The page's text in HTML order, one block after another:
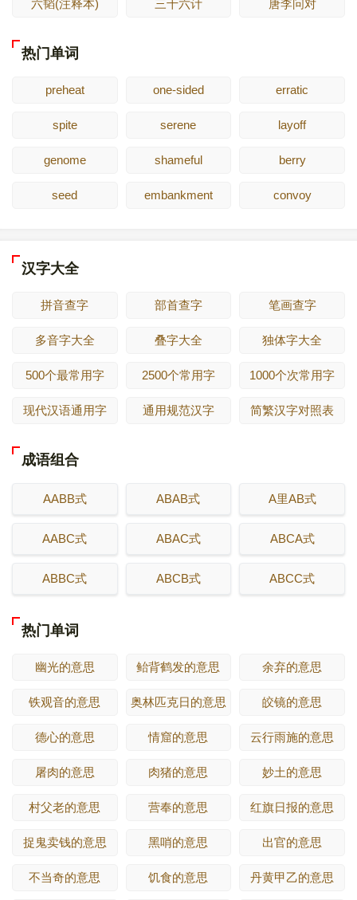
六韬(注释本) 三十六计 唐李问对
热门单词
preheat one-sided erratic
spite serene layoff
genome shameful berry
seed embankment convoy
汉字大全
拼音查字 部首查字 笔画查字
多音字大全 叠字大全 独体字大全
500个最常用字 2500个常用字 1000个次常用字
现代汉语通用字 通用规范汉字 简繁汉字对照表
成语组合
AABB式 ABAB式 A里AB式
AABC式 ABAC式 ABCA式
ABBC式 ABCB式 ABCC式
热门单词
幽光的意思 鲐背鹤发的意思 余弃的意思
铁观音的意思 奥林匹克日的意思 皎镜的意思
德心的意思 情窟的意思 云行雨施的意思
屠肉的意思 肉猪的意思 妙土的意思
村父老的意思 营奉的意思 红旗日报的意思
捉鬼卖钱的意思 黑哨的意思 出官的意思
不当奇的意思 饥食的意思 丹黄甲乙的意思